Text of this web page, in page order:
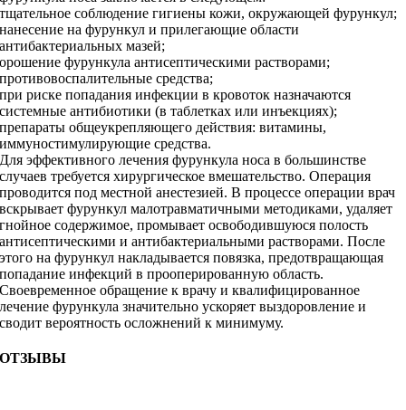
тщательное соблюдение гигиены кожи, окружающей фурункул;
нанесение на фурункул и прилегающие области
антибактериальных мазей;
орошение фурункула антисептическими растворами;
противовоспалительные средства;
при риске попадания инфекции в кровоток назначаются
системные антибиотики (в таблетках или инъекциях);
препараты общеукрепляющего действия: витамины,
иммуностимулирующие средства.
Для эффективного лечения фурункула носа в большинстве
случаев требуется хирургическое вмешательство. Операция
проводится под местной анестезией. В процессе операции врач
вскрывает фурункул малотравматичными методиками, удаляет
гнойное содержимое, промывает освободившуюся полость
антисептическими и антибактериальными растворами. После
этого на фурункул накладывается повязка, предотвращающая
попадание инфекций в прооперированную область.
Своевременное обращение к врачу и квалифицированное
лечение фурункула значительно ускоряет выздоровление и
сводит вероятность осложнений к минимуму.
ОТЗЫВЫ